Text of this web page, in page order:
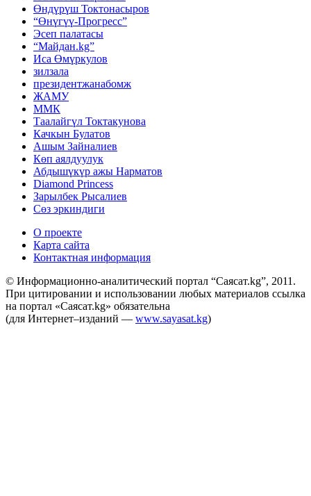
Өндүрүш Токтонасыров
“Өнүгүү-Прогресс”
Эсеп палатасы
“Майдан.kg”
Иса Өмүркулов
зилзала
президентжанабомж
ЖАМУ
ММК
Таалайгүл Токтакунова
Качкын Булатов
Ашым Зайналиев
Көп аялдуулук
Абдышүкүр ажы Нарматов
Diamond Princess
Зарылбек Рысалиев
Сөз эркиндиги
О проекте
Карта сайта
Контактная информация
© Информационно-аналитический портал “Саясат.kg”, 2011.
При цитировании и использовании любых материалов ссылка
на портал «Саясат.kg» обязательна
(для Интернет–изданий — www.sayasat.kg)